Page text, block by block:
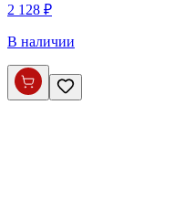
2 128 ₽
В наличии